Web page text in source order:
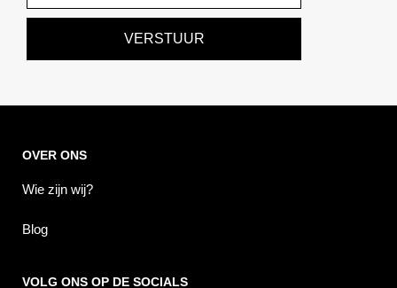
VERSTUUR
OVER ONS
Wie zijn wij?
Blog
VOLG ONS OP DE SOCIALS